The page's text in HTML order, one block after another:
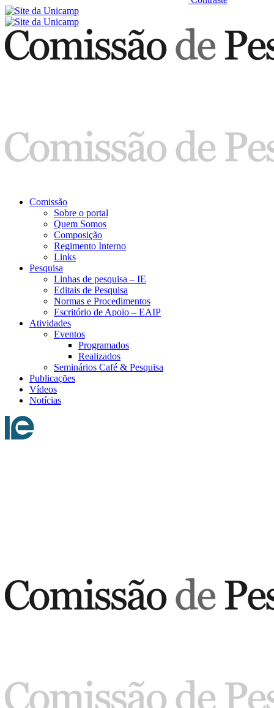
Comissão
Sobre o portal
Quem Somos
Composição
Regimento Interno
Links
Pesquisa
Linhas de pesquisa – IE
Editais de Pesquisa
Normas e Procedimentos
Escritório de Apoio – EAIP
Atividades
Eventos
Programados
Realizados
Seminários Café & Pesquisa
Publicações
Vídeos
Notícias